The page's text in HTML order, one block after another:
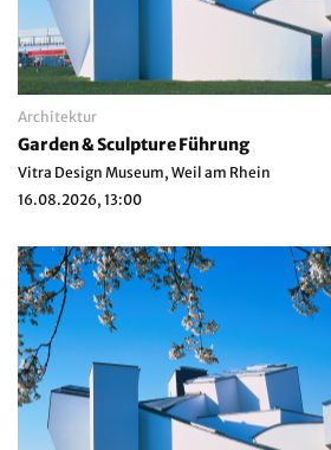
Architektur
Garden & Sculpture Führung
Vitra Design Museum, Weil am Rhein
16.08.2026, 13:00